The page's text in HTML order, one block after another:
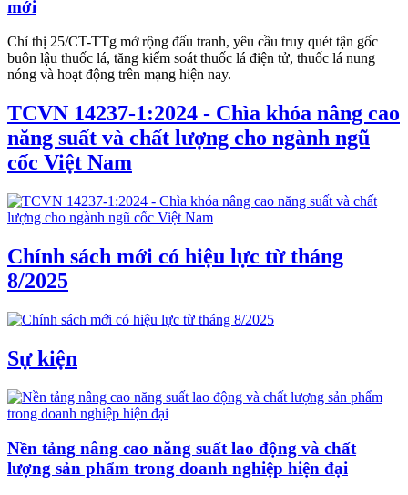
mới
Chỉ thị 25/CT-TTg mở rộng đấu tranh, yêu cầu truy quét tận gốc
buôn lậu thuốc lá, tăng kiểm soát thuốc lá điện tử, thuốc lá nung
nóng và hoạt động trên mạng hiện nay.
TCVN 14237-1:2024 - Chìa khóa nâng cao
năng suất và chất lượng cho ngành ngũ
cốc Việt Nam
Chính sách mới có hiệu lực từ tháng
8/2025
Sự kiện
Nền tảng nâng cao năng suất lao động và chất
lượng sản phẩm trong doanh nghiệp hiện đại